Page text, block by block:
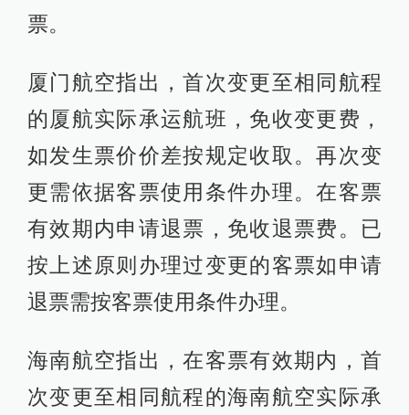
票。
厦门航空指出，首次变更至相同航程
的厦航实际承运航班，免收变更费，
如发生票价价差按规定收取。再次变
更需依据客票使用条件办理。在客票
有效期内申请退票，免收退票费。已
按上述原则办理过变更的客票如申请
退票需按客票使用条件办理。
海南航空指出，在客票有效期内，首
次变更至相同航程的海南航空实际承